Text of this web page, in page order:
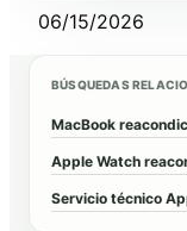
06/15/2026
BÚSQUEDAS
MacBook
Apple Watch
Servicio técnico